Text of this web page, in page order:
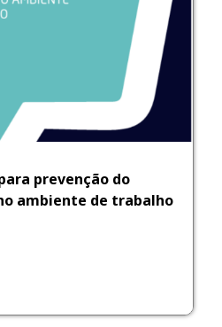
prevenção do
ambiente de trabalho